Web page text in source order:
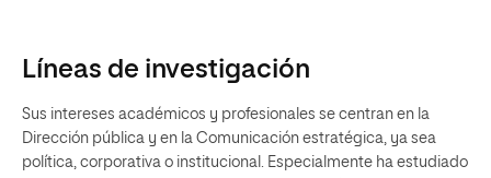
Líneas de investigación
Sus intereses académicos y profesionales se centran en la
Dirección pública y en la Comunicación estratégica, ya sea
política, corporativa o institucional. Especialmente ha estudiado